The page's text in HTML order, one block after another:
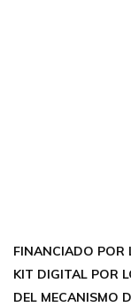
FINANCIADO POR
KIT DIGITAL POR
DEL MECANISMO